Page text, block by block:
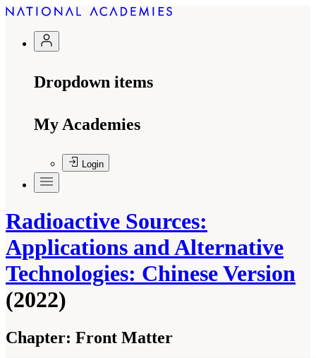
Dropdown items
My Academies
Login
Radioactive Sources:
Applications and Alternative
Technologies: Chinese Version
(2022)
Chapter: Front Matter